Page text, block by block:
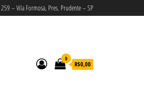
– Vila Formosa, Pres. Prudente – SP
0
R$0,00